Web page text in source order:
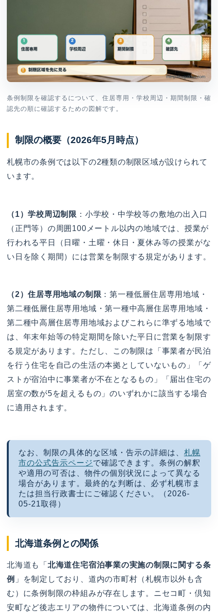
条例制限を確認するについて、住居専用・学校周辺・期間制限・確
認先の順に確認するための図解です。
制限の概要（2026年5月時点）
札幌市の条例では以下の2種類の制限区域が設けられて
います。
（1）学校周辺制限 ：小学校・中学校等の敷地の出入口
（正門等）の周囲100メートル以内の地域では、授業が
行われる平日（日曜・土曜・休日・夏休み等の授業がな
い日を除く期間）には営業を制限する規定があります。
（2）住居専用地域の制限 ：第一種低層住居専用地域・
第二種低層住居専用地域・第一種中高層住居専用地域・
第二種中高層住居専用地域およびこれらに準ずる地域で
は、年末年始等の特定期間を除いた平日に営業を制限す
る規定があります。ただし、この制限は「事業者が民泊
を行う住宅を自己の生活の本拠としていないもの」「ゲ
ストが宿泊中に事業者が不在となるもの」「届出住宅の
居室の数が5を超えるもの」のいずれかに該当する場合
に適用されます。
なお、制限の具体的な区域・告示の詳細は、 札幌
市の公式告示ページで確認できます。条例の解釈
や適用の可否は、物件の個別状況によって異なる
場合があります。最終的な判断は、必ず札幌市ま
たは担当行政書士にご確認ください。（2026-
05-21取得）
北海道条例との関係
北海道も「 北海道住宅宿泊事業の実施の制限に関する条
例 」を制定しており、道内の市町村（札幌市以外も含
む）に条例制限の枠組みが存在します。ニセコ町・倶知
安町など後志エリアの物件については、北海道条例の内